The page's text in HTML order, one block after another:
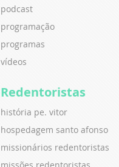
podcast
programação
programas
vídeos
Redentoristas
história pe. vitor
hospedagem santo afonso
missionários redentoristas